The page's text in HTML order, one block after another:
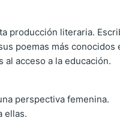
producción literaria.
poemas más conocidos
acceso a la educación.
perspectiva femenina.
ellas.